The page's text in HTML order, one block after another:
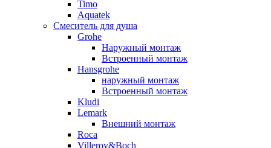
Timo
Aquatek
Смеситель для душа
Grohe
Наружный монтаж
Встроенный монтаж
Hansgrohe
наружный монтаж
Встроенный монтаж
Kludi
Lemark
Внешний монтаж
Roca
Villeroy&Boch